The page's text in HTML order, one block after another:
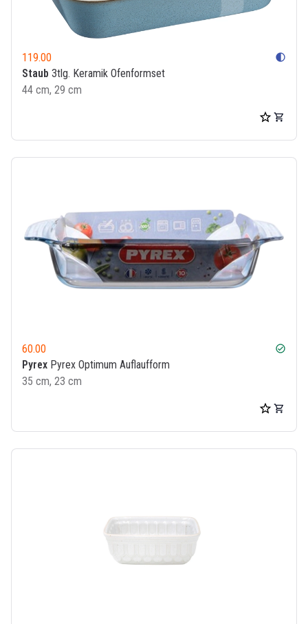
119.00 contrast
Staub 3tlg. Keramik Ofenformset
44 cm, 29 cm
60.00 check_circle
Pyrex Pyrex Optimum Auflaufform
35 cm, 23 cm